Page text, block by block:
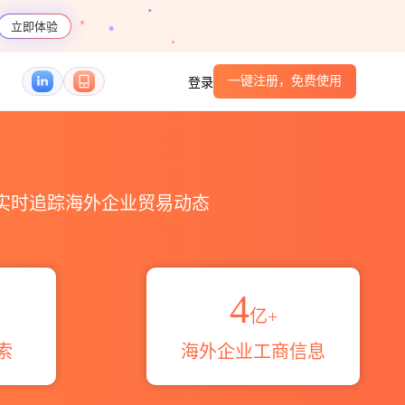
立即体验
登录 一键注册，免费使用
时追踪海外企业贸易动态
4亿+
海外企业工商信息